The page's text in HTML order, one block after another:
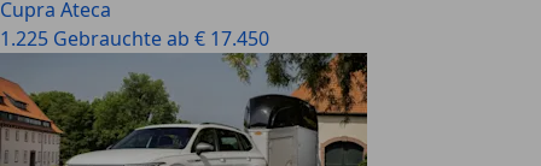
Cupra Ateca
1.225 Gebrauchte ab € 17.450